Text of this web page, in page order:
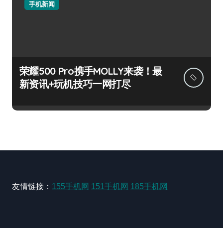
手机新闻
荣耀500 Pro携手MOLLY来袭！最
新资讯+玩机技巧一网打尽
友情链接： 155手机网 151手机网 185手机网